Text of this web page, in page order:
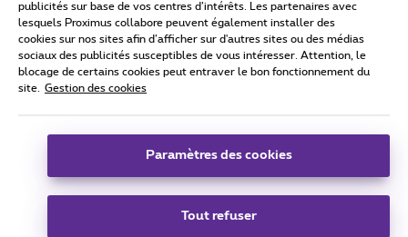
Tous droits réservés. © 2026 Proximus
Conditions générales, info consommateur
Coordonnées de l’entreprise
Boulevard du Roi Albert II 27 - B-1030 Bruxelles.
publicités sur base de vos centres d’intérêts. Les partenaires avec
lesquels Proximus collabore peuvent également installer des
cookies sur nos sites afin d’afficher sur d'autres sites ou des médias
sociaux des publicités susceptibles de vous intéresser. Attention, le
blocage de certains cookies peut entraver le bon fonctionnement du
site.
Gestion des cookies
Paramètres des cookies
Tout refuser